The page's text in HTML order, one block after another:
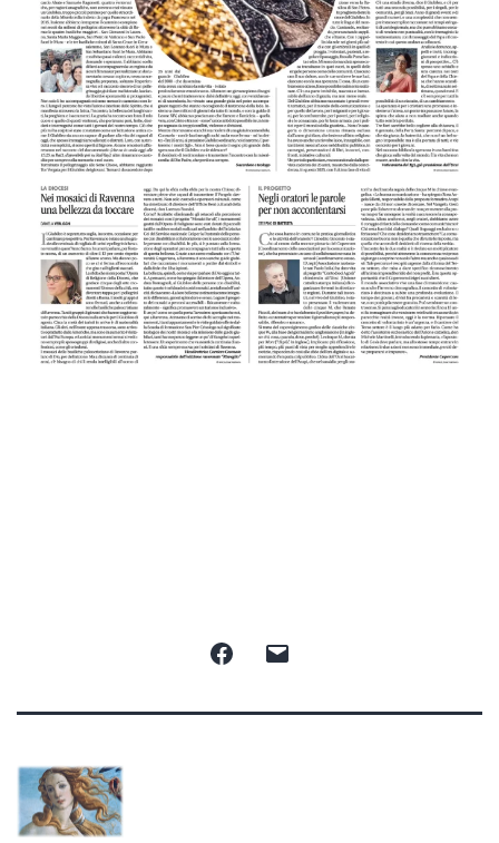
Proudly powered byWordPress.